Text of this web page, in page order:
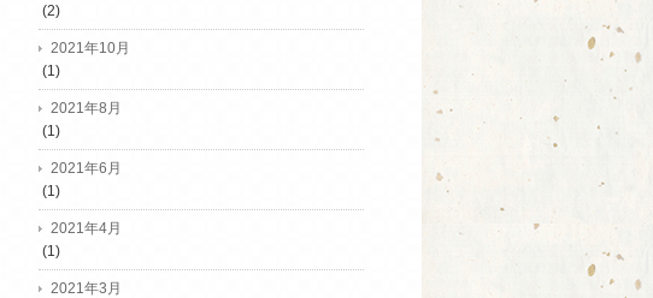
(2)
2021年10月
(1)
2021年8月
(1)
2021年6月
(1)
2021年4月
(1)
2021年3月